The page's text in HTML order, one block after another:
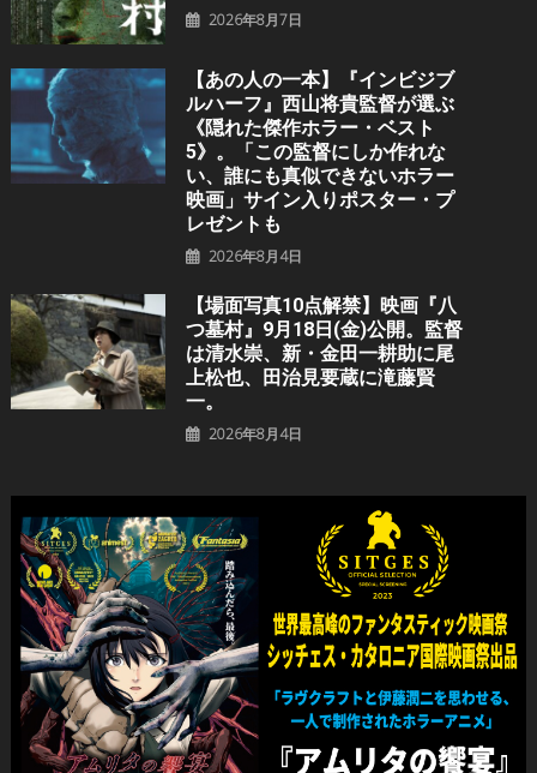
2026年8月7日
【あの人の一本】『インビジブ
ルハーフ』⻄⼭将貴監督が選ぶ
《隠れた傑作ホラー・ベスト
5》。「この監督にしか作れな
い、誰にも真似できないホラー
映画」サイン入りポスター・プ
レゼントも
2026年8月4日
【場面写真10点解禁】映画『八
つ墓村』9月18日(金)公開。監督
は清水崇、新・金田一耕助に尾
上松也、田治見要蔵に滝藤賢
一。
2026年8月4日